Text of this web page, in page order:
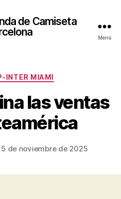
de Camiseta
Menú
Categorías
INTER MIAMI
las ventas
5 de noviembre de 2025